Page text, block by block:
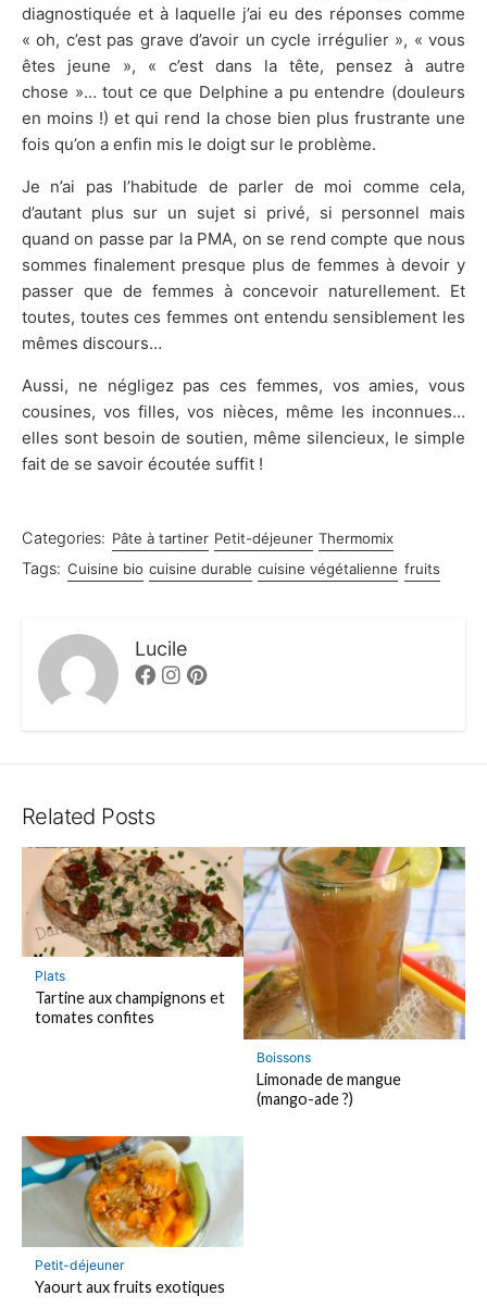
diagnostiquée et à laquelle j’ai eu des réponses comme
« oh, c’est pas grave d’avoir un cycle irrégulier », « vous
êtes jeune », « c’est dans la tête, pensez à autre
chose »… tout ce que Delphine a pu entendre (douleurs
en moins !) et qui rend la chose bien plus frustrante une
fois qu’on a enfin mis le doigt sur le problème.
Je n’ai pas l’habitude de parler de moi comme cela,
d’autant plus sur un sujet si privé, si personnel mais
quand on passe par la PMA, on se rend compte que nous
sommes finalement presque plus de femmes à devoir y
passer que de femmes à concevoir naturellement. Et
toutes, toutes ces femmes ont entendu sensiblement les
mêmes discours…
Aussi, ne négligez pas ces femmes, vos amies, vous
cousines, vos filles, vos nièces, même les inconnues…
elles sont besoin de soutien, même silencieux, le simple
fait de se savoir écoutée suffit !
Categories: Pâte à tartiner Petit-déjeuner Thermomix
Tags: Cuisine bio cuisine durable cuisine végétalienne fruits
Lucile
FacebookInstagram
Pinterest
Related Posts
Plats
Tartine aux champignons et
tomates confites
Boissons
Limonade de mangue
(mango-ade ?)
Petit-déjeuner
Yaourt aux fruits exotiques